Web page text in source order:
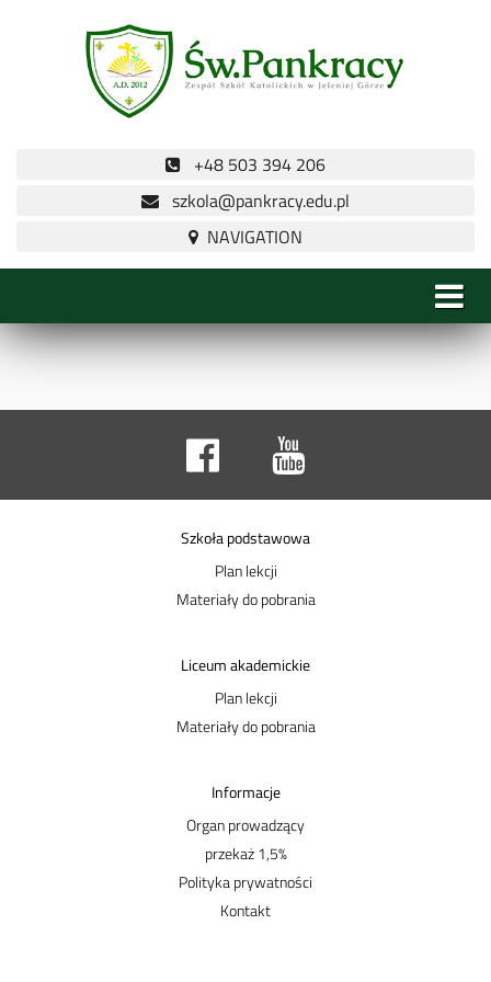
+48 503 394 206
szkola@pankracy.edu.pl
Szkoła podstawowa
Plan lekcji
Materiały do pobrania
Liceum akademickie
Plan lekcji
Materiały do pobrania
Informacje
Organ prowadzący
przekaż 1,5%
Polityka prywatności
Kontakt